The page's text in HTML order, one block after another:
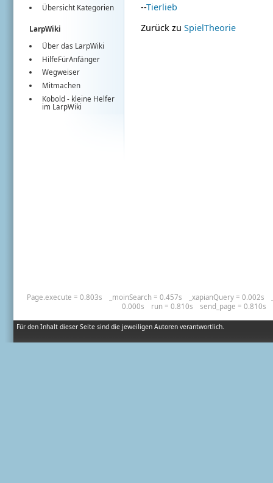
Übersicht Kategorien
LarpWiki
Über das LarpWiki
HilfeFürAnfänger
Wegweiser
Mitmachen
Kobold - kleine Helfer
im LarpWiki
--Tierlieb
Zurück zu SpielTheorie
Für den Inhalt dieser Seite sind die jeweiligen Autoren verantwortlich.
Page.execute = 0.803s _moinSearch = 0.457s _xapianQuery = 0.002s
0.000s
run = 0.810s send_page = 0.810s